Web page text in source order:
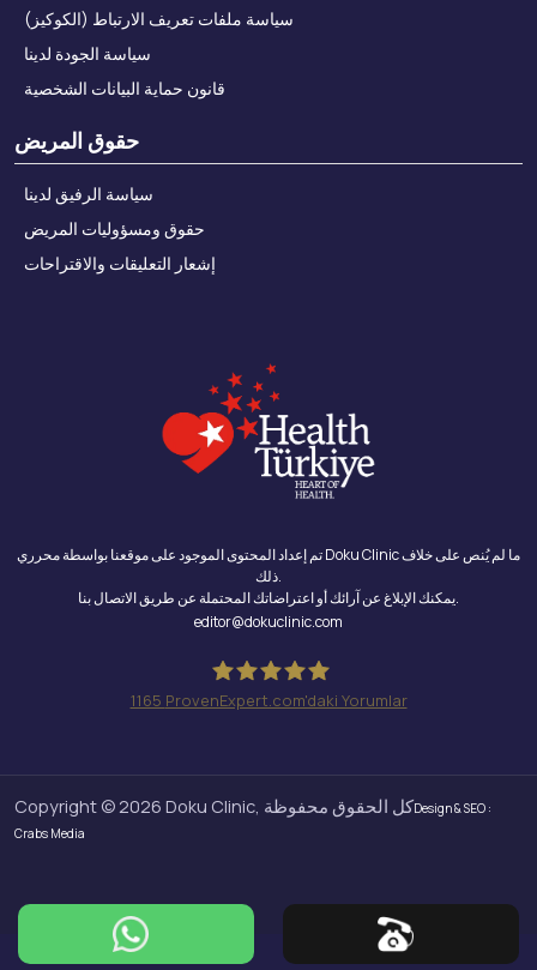
سياسة ملفات تعريف الارتباط (الكوكيز)
سياسة الجودة لدينا
قانون حماية البيانات الشخصية
حقوق المريض
سياسة الرفيق لدينا
حقوق ومسؤوليات المريض
إشعار التعليقات والاقتراحات
تم إعداد المحتوى الموجود على موقعنا بواسطة محرري Doku Clinic ما لم يُنص على خلاف
ذلك.
يمكنك الإبلاغ عن آرائك أو اعتراضاتك المحتملة عن طريق الاتصال بنا.
editor@dokuclinic.com
1165 ProvenExpert.com'daki Yorumlar
Copyright © 2026 Doku Clinic, كل الحقوق محفوظةDesign & SEO :
Crabs Media